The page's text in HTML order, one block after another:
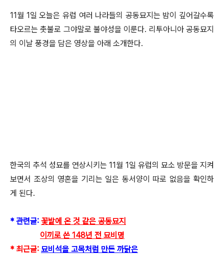
11월 1일 오늘은 유럽 여러 나라들의 공동묘지는 밤이 깊어갈수록
타오르는 촛불로 그야말로 불야성을 이룬다. 리투아니아 공동묘지
의 이날 풍경을 담은 영상을 아래 소개한다.
한국의 추석 성묘를 연상시키는 11월 1일 유럽의 묘소 방문을 지켜
보면서 조상의 영혼을 기리는 일은 동서양이 따로 없음을 확인하
게 된다.
* 관련글: 꽃밭에 온 것 같은 공동묘지
이끼로 쓴 148년 전 묘비명
* 최근글: 묘비석을 고목처럼 만든 까닭은